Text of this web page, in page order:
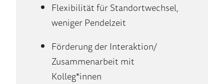
Flexibilität für Standortwechsel,
weniger Pendelzeit
Förderung der Interaktion/
Zusammenarbeit mit
Kolleg*innen